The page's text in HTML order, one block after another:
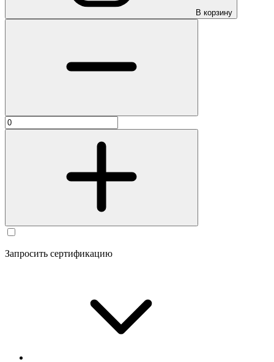
В корзину
Запросить сертификацию